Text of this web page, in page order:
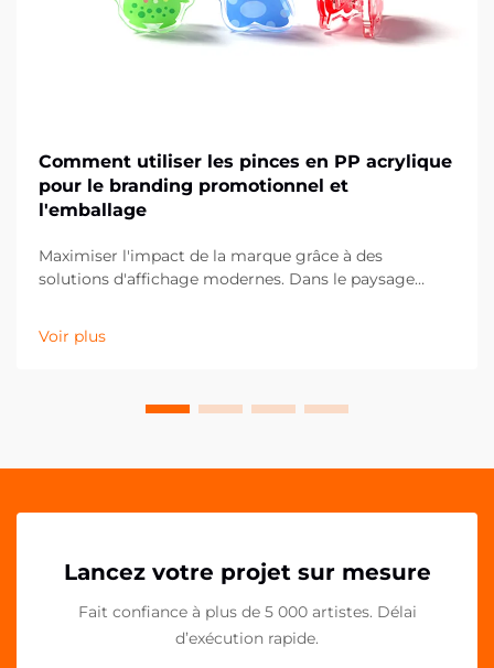
Comment utiliser les pinces en PP acrylique
pour le branding promotionnel et
l'emballage
Maximiser l'impact de la marque grâce à des
solutions d'affichage modernes. Dans le paysage
marketing, les moindres détails peuvent faire la plus
grande différence dans la présentation de la marque.
Voir plus
Lancez votre projet sur mesure
Fait confiance à plus de 5 000 artistes. Délai
d’exécution rapide.